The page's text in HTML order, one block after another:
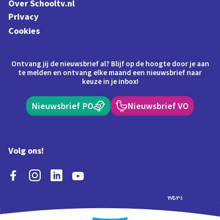
Over Schooltv.nl
Privacy
Cookies
Ontvang jij de nieuwsbrief al? Blijf op de hoogte door je aan
te melden en ontvang elke maand een nieuwsbrief naar
keuze in je inbox!
Nieuwsbrief PO Nieuwsbrief VO
Volg ons!